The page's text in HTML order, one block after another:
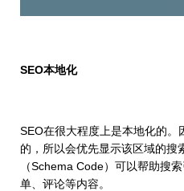
SEO本地化
SEO在很大程度上是本地化的
的，所以会优先显示该区域的搜
（Schema Code）可以帮助搜
单、评论等内容。